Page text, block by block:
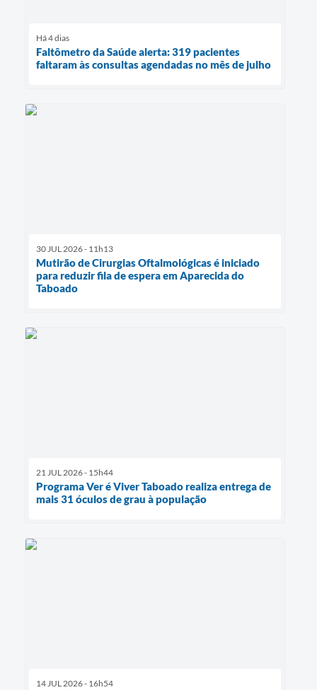
Há 4 dias
Faltômetro da Saúde alerta: 319 pacientes
faltaram às consultas agendadas no mês de julho
30 JUL 2026 - 11h13
Mutirão de Cirurgias Oftalmológicas é iniciado
para reduzir fila de espera em Aparecida do
Taboado
21 JUL 2026 - 15h44
Programa Ver é Viver Taboado realiza entrega de
mais 31 óculos de grau à população
14 JUL 2026 - 16h54